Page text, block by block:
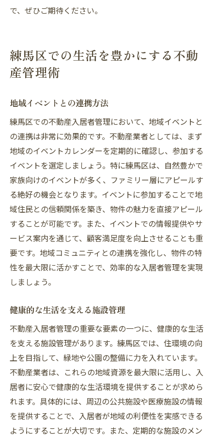
で、ぜひご期待ください。
練馬区での生活を豊かにする不動
産管理術
地域イベントとの連携方法
練馬区での不動産入居者管理において、地域イベントと
の連携は非常に効果的です。不動産業者としては、まず
地域のイベントカレンダーを定期的に確認し、参加する
イベントを選定しましょう。特に練馬区は、自然豊かで
家族向けのイベントが多く、ファミリー層にアピールす
る絶好の機会となります。イベントに参加することで地
域住民との信頼関係を築き、物件の魅力を直接アピール
することが可能です。また、イベントでの情報提供やサ
ービス案内を通じて、顧客満足度を向上させることも重
要です。地域コミュニティとの連携を強化し、物件の特
性を最大限に活かすことで、効率的な入居者管理を実現
しましょう。
健康的な生活を支える施設管理
不動産入居者管理の重要な要素の一つに、健康的な生活
を支える施設管理があります。練馬区では、住環境の向
上を目指して、緑地や公園の整備に力を入れています。
不動産業者は、これらの地域資源を最大限に活用し、入
居者に安心で健康的な生活環境を提供することが求めら
れます。具体的には、周辺の公共施設や医療施設の情報
を提供することで、入居者が地域の利便性を実感できる
ようにすることが大切です。また、定期的な施設のメン